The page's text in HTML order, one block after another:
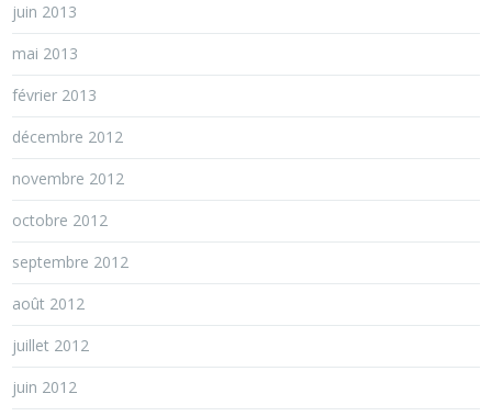
juin 2013
mai 2013
février 2013
décembre 2012
novembre 2012
octobre 2012
septembre 2012
août 2012
juillet 2012
juin 2012